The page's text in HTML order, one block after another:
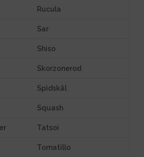
Rucula
Sar
Shiso
Skorzonerod
Spidskål
Squash
Tatsoi
Tomatillo